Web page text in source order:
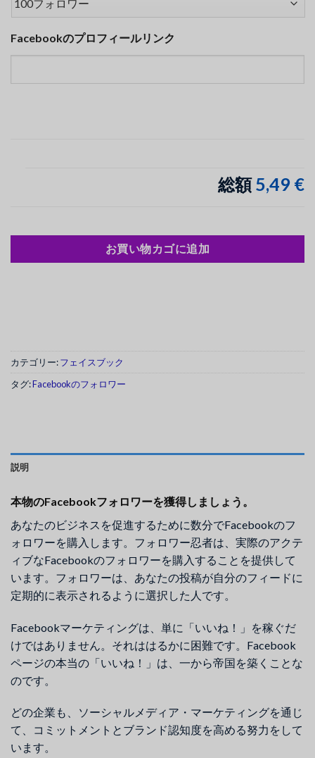
Facebookのプロフィールリンク
総額5,49 €
お買い物カゴに追加
カテゴリー:フェイスブック
タグ:Facebookのフォロワー
説明
本物のFacebookフォロワーを獲得しましょう。
あなたのビジネスを促進するために数分でFacebookのフ
ォロワーを購入します。フォロワー忍者は、実際のアクテ
ィブなFacebookのフォロワーを購入することを提供して
います。フォロワーは、あなたの投稿が自分のフィードに
定期的に表示されるように選択した人です。
Facebookマーケティングは、単に「いいね！」を稼ぐだ
けではありません。それははるかに困難です。Facebook
ページの本当の「いいね！」は、一から帝国を築くことな
のです。
どの企業も、ソーシャルメディア・マーケティングを通じ
て、コミットメントとブランド認知度を高める努力をして
います。